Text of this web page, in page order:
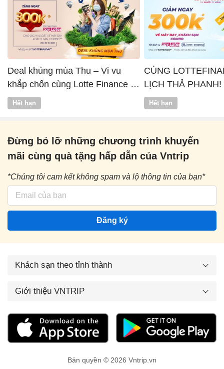
Deal khủng mùa Thu – Vi vu
khắp chốn cùng Lotte Finance x
Vntrip
Hết hạn
CÙNG
LỊCH THẢ PHANH!
Hết hạn
Đừng bỏ lỡ những chương trình khuyến
mãi cùng quà tặng hấp dẫn của Vntrip
*Chúng tôi cam kết không spam và lộ thông tin của bạn*
Đăng ký
Khách sạn theo tỉnh thành
Giới thiệu VNTRIP
Bản quyền © 2026 Vntrip.vn